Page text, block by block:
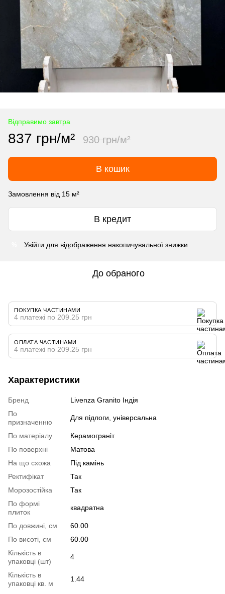
Відправимо завтра
837 грн/м² 930 грн/м²
В кошик
Замовлення від 15 м²
В кредит
Увійти для відображення накопичувальної знижки
До обраного
ПОКУПКА ЧАСТИНАМИ
4 платежі по 209.25 грн
ОПЛАТА ЧАСТИНАМИ
4 платежі по 209.25 грн
Характеристики
Бренд
Livenza Granito Індія
По
призначенню
Для підлоги, універсальна
По матеріалу
Керамограніт
По поверхні
Матова
На що схожа
Під камінь
Ректифікат
Так
Морозостійка
Так
По формі
плиток
квадратна
По довжині, см
60.00
По висоті, см
60.00
Кількість в
упаковці (шт)
4
Кількість в
упаковці кв. м
1.44